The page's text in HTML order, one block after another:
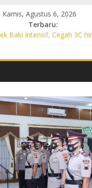
Kamis, Agustus 6, 2026
Terbaru:
Baki Intensif, Cegah 3C
Diajak Aktif Jaga
Polsek Weru Sisir
Polsek Bendosari
Waspada dan Cegah
Polsek Kartasura